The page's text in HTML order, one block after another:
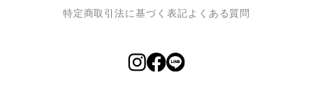
特定商取引法に基づく表記よくある質問